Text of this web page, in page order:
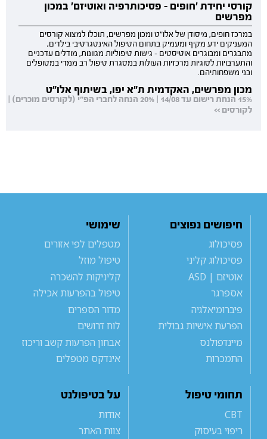
קורסי יחידת 'חופים - פסיכותרפיה ואוטיזם' במכון
מפרשים
במרכז חופים, מיסודן של אלו"ט ומכון מפרשים, תוכלו למצוא קורסים
המעניקים ידע מקיף ומעמיק בתחום הטיפול האינטגרטיבי בילדים,
מתבגרים ומבוגרים אוטיסטים - גישות טיפוליות מגוונות, מודלים עדכניים
והתערבויות לסוגיות מרכזיות העולות במסגרת טיפול רב ממדי במטופלים
ובני משפחותיהם.
מכון מפרשים, האקדמית ת"א יפו, בשיתוף אלו"ט
15% הנחת רישום עד 14/08 | 20% הנחה לחברי הפ"י (לקורסים מוכרים) |
לקורסים >>
חיפושים נפוצים
פסיכולוג
פסיכולוג קליני
אוטיזם | ASD
אספרגר
פיברומיאלגיה
הפרעת אישיות גבולית
מיינדפולנס
התמכרות
שימושי
מטפלים לפי אזורים
טיפול מוזל
קליניקות להשכרה
טיפול בהפרעות אכילה
מדור הספרים
לוח דרושים
אבחון הפרעות קשב וריכוז
אינדקס מטפלים
תחומי טיפול
CBT
ריפוי בעיסוק
על בטיפולנט
אודות
צוות האתר